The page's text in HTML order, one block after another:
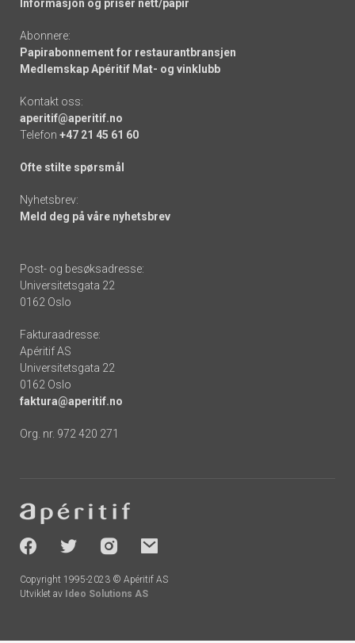
Informasjon og priser nett/papir
Abonnere:
Papirabonnement for restaurantbransjen
Medlemskap Apéritif Mat- og vinklubb
Kontakt oss:
aperitif@aperitif.no
Telefon +47 21 45 61 60
Ofte stilte spørsmål
Nyhetsbrev:
Meld deg på våre nyhetsbrev
Post- og besøksadresse:
Universitetsgata 22
0162 Oslo
Fakturaadresse:
Apéritif AS
Universitetsgata 22
0162 Oslo
faktura@aperitif.no
Org. nr. 972 420 271
-
socials
Copyright 1995-2023 © Apéritif AS
Utviklet av Ideo Solutions AS